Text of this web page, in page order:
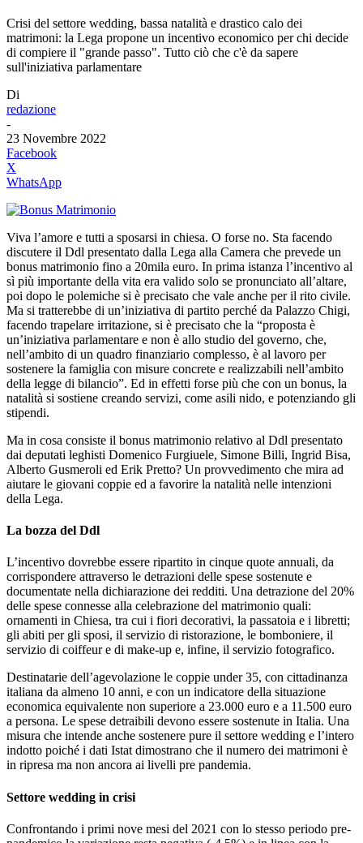
Crisi del settore wedding, bassa natalità e drastico calo dei
matrimoni: la Lega propone un incentivo economico per chi decide
di compiere il "grande passo". Tutto ciò che c'è da sapere
sull'iniziativa parlamentare
Di
redazione
-
23 Novembre 2022
Facebook
X
WhatsApp
Viva l’amore e tutti a sposarsi in chiesa. O forse no. Sta facendo
discutere il Ddl presentato dalla Lega alla Camera che prevede un
bonus matrimonio fino a 20mila euro. In prima istanza l’incentivo al
sì più importante della vita era valido solo se pronunciato all’altare,
poi dopo le polemiche si è precisato che vale anche per il rito civile.
Ma si tratterebbe di un’iniziativa di partito perché da Palazzo Chigi,
facendo trapelare irritazione, si è precisato che la “proposta è
un’iniziativa parlamentare e non è allo studio del governo, che,
nell’ambito di un quadro finanziario complesso, è al lavoro per
sostenere la famiglia con misure concrete e realizzabili nell’ambito
della legge di bilancio”. Ed in effetti forse più che con un bonus, la
natalità si sostiene creando servizi, come asili nido, e potenziando gli
stipendi.
Ma in cosa consiste il bonus matrimonio relativo al Ddl presentato
dai deputati leghisti Domenico Furgiuele, Simone Billi, Ingrid Bisa,
Alberto Gusmeroli ed Erik Pretto? Un provvedimento che mira ad
aiutare le giovani coppie ed a favorire la natalità nelle intenzioni
della Lega.
La bozza del Ddl
L’incentivo dovrebbe essere ripartito in cinque quote annuali, da
corrispondere attraverso le detrazioni delle spese sostenute e
documentate nella dichiarazione dei redditi. Una detrazione del 20%
delle spese connesse alla celebrazione del matrimonio quali:
ornamenti in Chiesa, tra cui i fiori decorativi, la passatoia e i libretti;
gli abiti per gli sposi, il servizio di ristorazione, le bomboniere, il
servizio di coiffeur e di make-up e, infine, il servizio fotografico.
Destinatarie dell’agevolazione le coppie under 35, con cittadinanza
italiana da almeno 10 anni, e con un indicatore della situazione
economica equivalente non superiore a 23.000 euro e a 11.500 euro
a persona. Le spese detraibili devono essere sostenute in Italia. Una
misura che intende anche sostenere pure il settore wedding e l’intero
indotto poiché i dati Istat dimostrano che il numero dei matrimoni è
in ripresa ma non ancora ai livelli pre pandemia.
Settore wedding in crisi
Confrontando i primi nove mesi del 2021 con lo stesso periodo pre-